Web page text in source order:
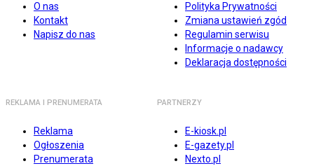
O nas
Kontakt
Napisz do nas
Polityka Prywatności
Zmiana ustawień zgód
Regulamin serwisu
Informacje o nadawcy
Deklaracja dostępności
REKLAMA I PRENUMERATA
Reklama
Ogłoszenia
Prenumerata
PARTNERZY
E-kiosk.pl
E-gazety.pl
Nexto.pl